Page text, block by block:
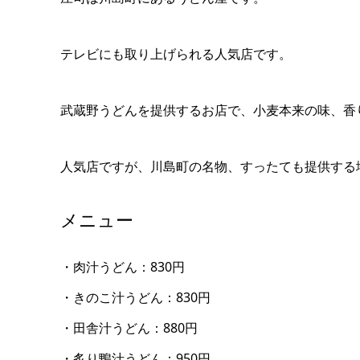
テレビにも取り上げられる人気店です。
武蔵野うどんを提供するお店で、小麦本来の味、香
人気店ですが、川島町の名物、すったても提供する
メニュー
・肉汁うどん：830円
・きのこ汁うどん：830円
・田舎汁うどん：880円